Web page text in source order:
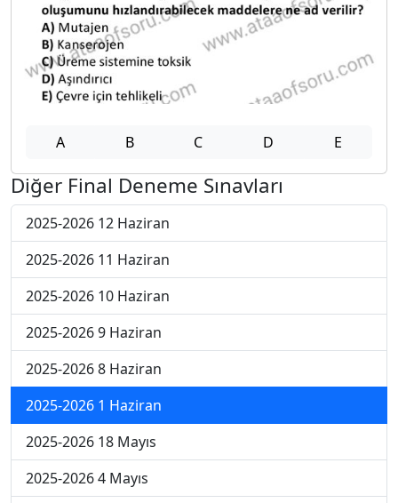
A B C D E
Diğer Final Deneme Sınavları
2025-2026 12 Haziran
2025-2026 11 Haziran
2025-2026 10 Haziran
2025-2026 9 Haziran
2025-2026 8 Haziran
2025-2026 1 Haziran
2025-2026 18 Mayıs
2025-2026 4 Mayıs